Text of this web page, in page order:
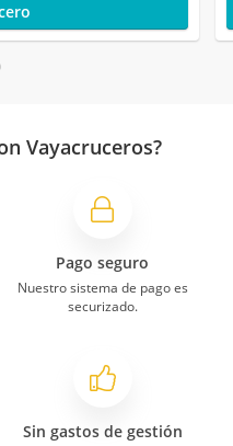
Vayacruceros?
Pago seguro
Nuestro sistema de pago es
securizado.
Sin gastos de gestión